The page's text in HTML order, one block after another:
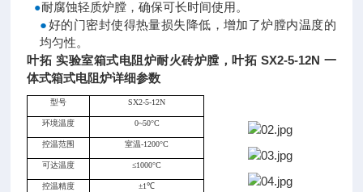
●耐腐蚀轻质炉膛，确保可长时间使用。
●好的门密封使得热量损失降低，增加了炉膛内温度的
均匀性。
叶拓 实验室箱式电阻炉耐火砖炉膛 ， 叶拓 SX2-5-12N 一
体式箱式电阻炉详细参数
型号 SX2-5-12N
环境温度 0~50°C
控温范围 室温-1200°C
可达温度 ≤1000°C
控温精度 ±1℃